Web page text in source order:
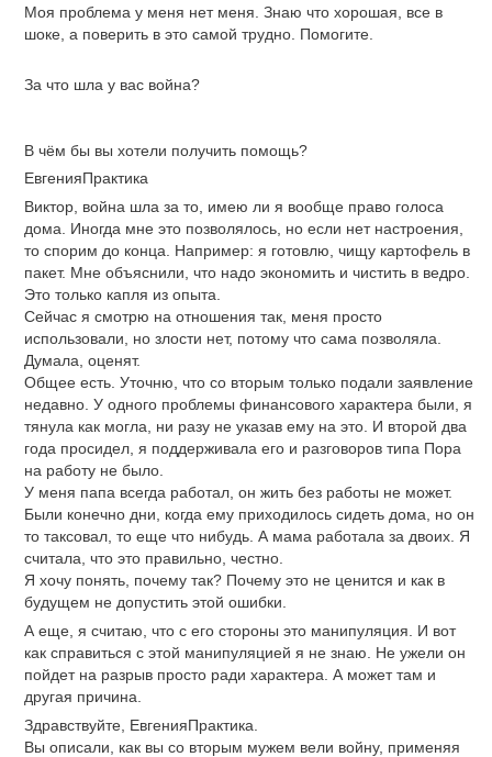
Моя проблема у меня нет меня. Знаю что хорошая, все в
шоке, а поверить в это самой трудно. Помогите.
За что шла у вас война?
В чём бы вы хотели получить помощь?
ЕвгенияПрактика
Виктор, война шла за то, имею ли я вообще право голоса
дома. Иногда мне это позволялось, но если нет настроения,
то спорим до конца. Например: я готовлю, чищу картофель в
пакет. Мне объяснили, что надо экономить и чистить в ведро.
Это только капля из опыта.
Сейчас я смотрю на отношения так, меня просто
использовали, но злости нет, потому что сама позволяла.
Думала, оценят.
Общее есть. Уточню, что со вторым только подали заявление
недавно. У одного проблемы финансового характера были, я
тянула как могла, ни разу не указав ему на это. И второй два
года просидел, я поддерживала его и разговоров типа Пора
на работу не было.
У меня папа всегда работал, он жить без работы не может.
Были конечно дни, когда ему приходилось сидеть дома, но он
то таксовал, то еще что нибудь. А мама работала за двоих. Я
считала, что это правильно, честно.
Я хочу понять, почему так? Почему это не ценится и как в
будущем не допустить этой ошибки.
А еще, я считаю, что с его стороны это манипуляция. И вот
как справиться с этой манипуляцией я не знаю. Не ужели он
пойдет на разрыв просто ради характера. А может там и
другая причина.
Здравствуйте, ЕвгенияПрактика.
Вы описали, как вы со вторым мужем вели войну, применяя